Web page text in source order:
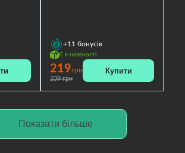
+11 бонусів
Є в наявності
219грн
239 грн
Купити
Показати більше